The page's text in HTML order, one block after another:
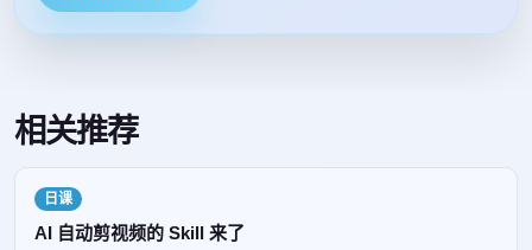
相关推荐
日课
AI 自动剪视频的 Skill 来了